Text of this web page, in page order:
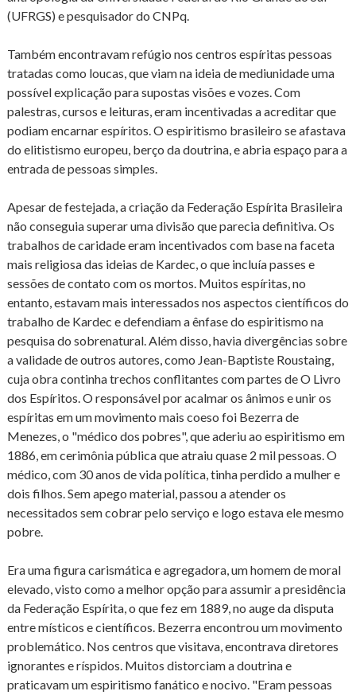
(UFRGS) e pesquisador do CNPq.
Também encontravam refúgio nos centros espíritas pessoas
tratadas como loucas, que viam na ideia de mediunidade uma
possível explicação para supostas visões e vozes. Com
palestras, cursos e leituras, eram incentivadas a acreditar que
podiam encarnar espíritos. O espiritismo brasileiro se afastava
do elitistismo europeu, berço da doutrina, e abria espaço para a
entrada de pessoas simples.
Apesar de festejada, a criação da Federação Espírita Brasileira
não conseguia superar uma divisão que parecia definitiva. Os
trabalhos de caridade eram incentivados com base na faceta
mais religiosa das ideias de Kardec, o que incluía passes e
sessões de contato com os mortos. Muitos espíritas, no
entanto, estavam mais interessados nos aspectos científicos do
trabalho de Kardec e defendiam a ênfase do espiritismo na
pesquisa do sobrenatural. Além disso, havia divergências sobre
a validade de outros autores, como Jean-Baptiste Roustaing,
cuja obra continha trechos conflitantes com partes de O Livro
dos Espíritos. O responsável por acalmar os ânimos e unir os
espíritas em um movimento mais coeso foi Bezerra de
Menezes, o "médico dos pobres", que aderiu ao espiritismo em
1886, em cerimônia pública que atraiu quase 2 mil pessoas. O
médico, com 30 anos de vida política, tinha perdido a mulher e
dois filhos. Sem apego material, passou a atender os
necessitados sem cobrar pelo serviço e logo estava ele mesmo
pobre.
Era uma figura carismática e agregadora, um homem de moral
elevado, visto como a melhor opção para assumir a presidência
da Federação Espírita, o que fez em 1889, no auge da disputa
entre místicos e científicos. Bezerra encontrou um movimento
problemático. Nos centros que visitava, encontrava diretores
ignorantes e ríspidos. Muitos distorciam a doutrina e
praticavam um espiritismo fanático e nocivo. "Eram pessoas